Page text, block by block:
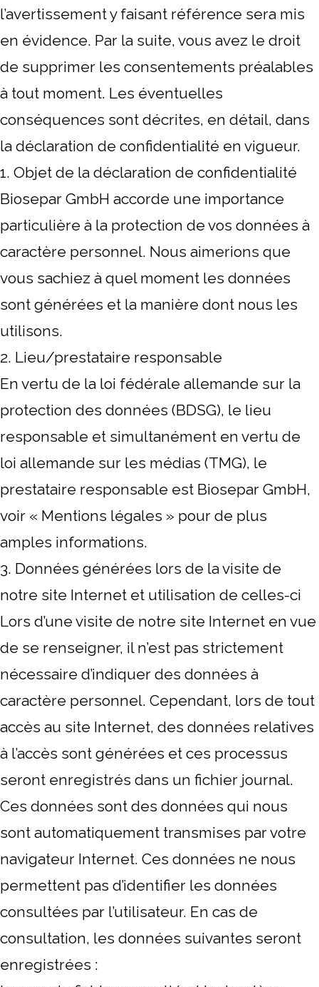
l’avertissement y faisant référence sera mis
en évidence. Par la suite, vous avez le droit
de supprimer les consentements préalables
à tout moment. Les éventuelles
conséquences sont décrites, en détail, dans
la déclaration de confidentialité en vigueur.
1. Objet de la déclaration de confidentialité
Biosepar GmbH accorde une importance
particulière à la protection de vos données à
caractère personnel. Nous aimerions que
vous sachiez à quel moment les données
sont générées et la manière dont nous les
utilisons.
2. Lieu/prestataire responsable
En vertu de la loi fédérale allemande sur la
protection des données (BDSG), le lieu
responsable et simultanément en vertu de
loi allemande sur les médias (TMG), le
prestataire responsable est Biosepar GmbH,
voir « Mentions légales » pour de plus
amples informations.
3. Données générées lors de la visite de
notre site Internet et utilisation de celles-ci
Lors d’une visite de notre site Internet en vue
de se renseigner, il n’est pas strictement
nécessaire d’indiquer des données à
caractère personnel. Cependant, lors de tout
accès au site Internet, des données relatives
à l’accès sont générées et ces processus
seront enregistrés dans un fichier journal.
Ces données sont des données qui nous
sont automatiquement transmises par votre
navigateur Internet. Ces données ne nous
permettent pas d’identifier les données
consultées par l’utilisateur. En cas de
consultation, les données suivantes seront
enregistrées :